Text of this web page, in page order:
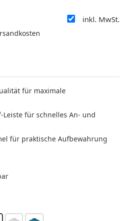
inkl. MwSt.
für maximale
Leiste für schnelles An- und
für praktische Aufbewahrung